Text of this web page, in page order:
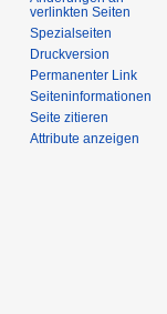
verlinkten Seiten
Spezialseiten
Druckversion
Permanenter Link
Seiten­­informationen
Seite zitieren
Attribute anzeigen